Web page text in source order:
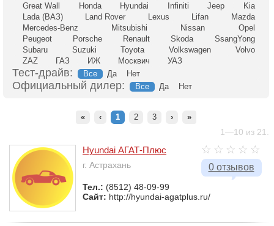
Great Wall
Honda Hyundai Infiniti Jeep
Kia
Lada (ВАЗ)
Land Rover Lexus Lifan
Mazda
Mercedes-Benz
Mitsubishi Nissan
Opel
Peugeot
Porsche Renault Skoda
SsangYong
Subaru
Suzuki Toyota Volkswagen
Volvo
ZAZ
ГАЗ ИЖ Москвич УАЗ
Тест-драйв: Все Да Нет
Официальный дилер: Все Да Нет
« ‹ 1 2 3 › »
1—10 из 21.
0 отзывов
Hyundai АГАТ-Плюс
г. Астрахань
Тел.: (8512) 48-09-99
Сайт: http://hyundai-agatplus.ru/